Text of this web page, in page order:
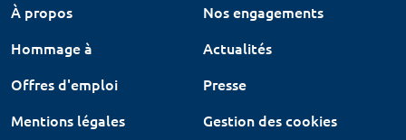
À propos
Nos engagements
Hommage à
Actualités
Offres d'emploi
Presse
Mentions légales
Gestion des cookies